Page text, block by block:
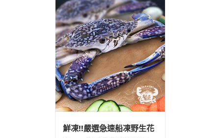
鮮凍!!嚴選急速船凍野生花